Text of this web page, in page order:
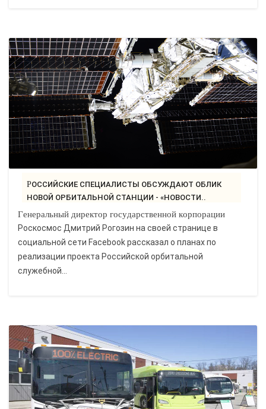
РОССИЙСКИЕ СПЕЦИАЛИСТЫ ОБСУЖДАЮТ ОБЛИК
НОВОЙ ОРБИТАЛЬНОЙ СТАНЦИИ - «НОВОСТИ..
Генеральный директор государственной корпорации
Роскосмос Дмитрий Рогозин на своей странице в
социальной сети Facebook рассказал о планах по
реализации проекта Российской орбитальной
служебной...